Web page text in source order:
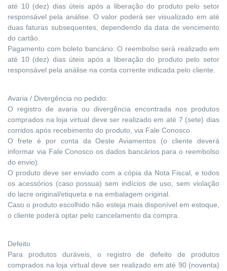
até 10 (dez) dias úteis após a liberação do produto pelo setor
responsável pela análise. O valor poderá ser visualizado em até
duas faturas subsequentes, dependendo da data de vencimento
do cartão.
Pagamento com boleto bancário: O reembolso será realizado em
até 10 (dez) dias úteis após a liberação do produto pelo setor
responsável pela análise na conta corrente indicada pelo cliente.
Avaria / Divergência no pedido:
O registro de avaria ou divergência encontrada nos produtos
comprados na loja virtual deve ser realizado em até 7 (sete) dias
corridos após recebimento do produto, via Fale Conosco.
O frete é por conta da Oeste Aviamentos (o cliente deverá
informar via Fale Conosco os dados bancários para o reembolso
do envio).
O produto deve ser enviado com a cópia da Nota Fiscal, e todos
os acessórios (caso possua) sem indícios de uso, sem violação
do lacre original/etiqueta e na embalagem original.
Caso o produto escolhido não esteja mais disponível em estoque,
o cliente poderá optar pelo cancelamento da compra.
Defeito
Para produtos duráveis, o registro de defeito de produtos
comprados na loja virtual deve ser realizado em até 90 (noventa)